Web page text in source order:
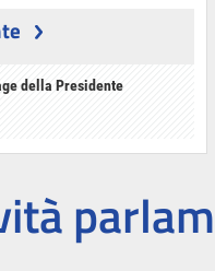
della Presidente